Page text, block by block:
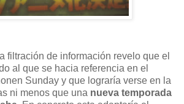
filtración de información revelo que el
al que se hacia referencia en el
Sunday y que lograría verse en la
ni menos que una nueva temporada